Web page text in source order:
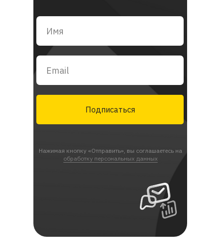
Нажимая кнопку «Отправить», вы соглашаетесь на
обработку персональных данных
Подписаться